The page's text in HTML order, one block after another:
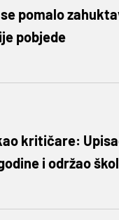
se pomalo
pobjede
kritičare:
i održao